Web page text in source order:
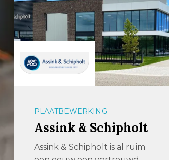
PLAATBEWERKING
Assink & Schipholt
Assink & Schipholt is al ruim